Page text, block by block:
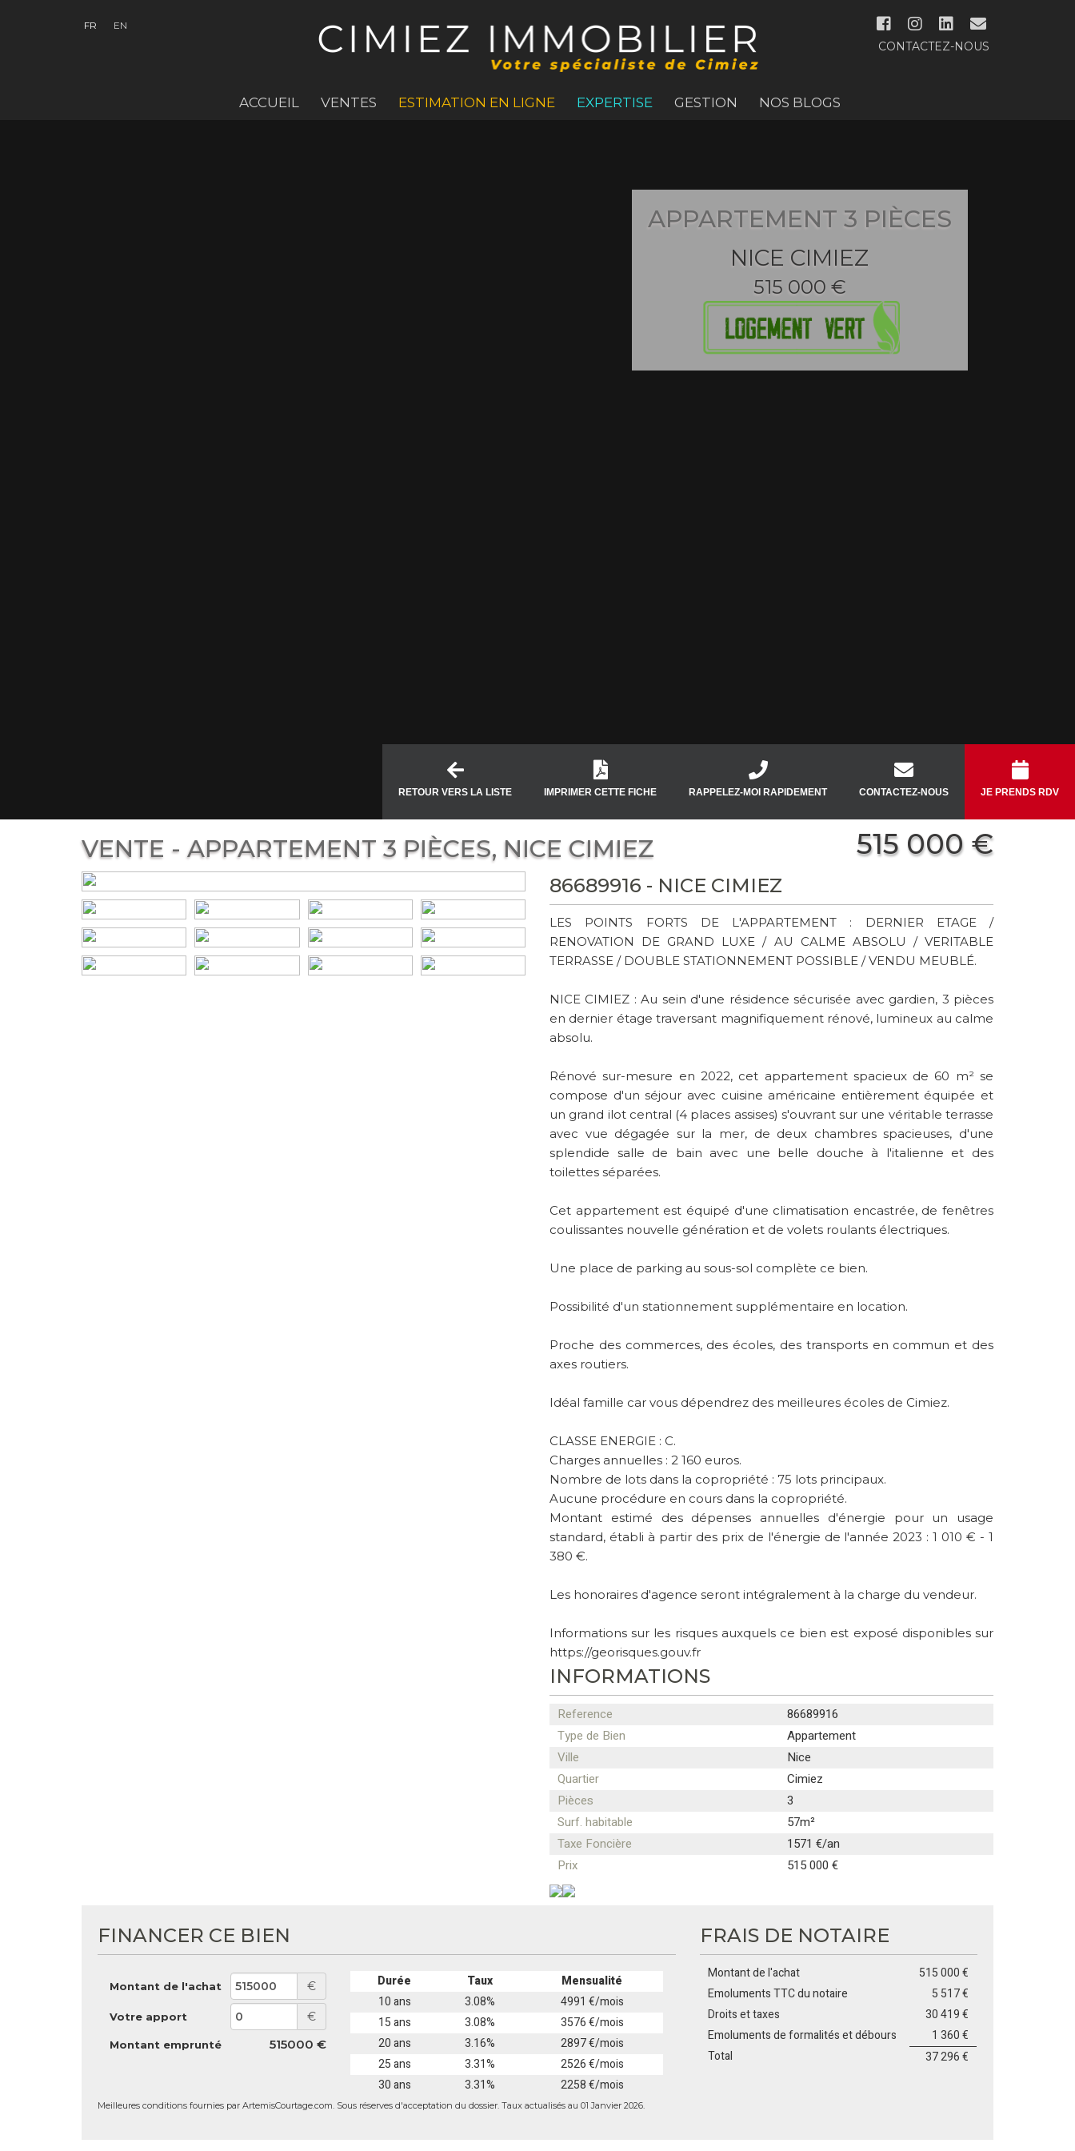
FR EN
CONTACTEZ-NOUS
ACCUEIL VENTES ESTIMATION EN LIGNE EXPERTISE GESTION NOS BLOGS
APPARTEMENT 3 PIÈCES
NICE CIMIEZ
515 000 €
RETOUR VERS LA LISTE IMPRIMER CETTE FICHE RAPPELEZ-MOI RAPIDEMENT CONTACTEZ-NOUS JE PRENDS RDV
515 000 €
VENTE - APPARTEMENT 3 PIÈCES, NICE CIMIEZ
86689916 - NICE CIMIEZ
LES POINTS FORTS DE L'APPARTEMENT : DERNIER ETAGE /
RENOVATION DE GRAND LUXE / AU CALME ABSOLU / VERITABLE
TERRASSE / DOUBLE STATIONNEMENT POSSIBLE / VENDU MEUBLÉ.
NICE CIMIEZ : Au sein d'une résidence sécurisée avec gardien, 3 pièces
en dernier étage traversant magnifiquement rénové, lumineux au calme
absolu.
Rénové sur-mesure en 2022, cet appartement spacieux de 60 m² se
compose d'un séjour avec cuisine américaine entièrement équipée et
un grand ilot central (4 places assises) s'ouvrant sur une véritable terrasse
avec vue dégagée sur la mer, de deux chambres spacieuses, d'une
splendide salle de bain avec une belle douche à l'italienne et des
toilettes séparées.
Cet appartement est équipé d'une climatisation encastrée, de fenêtres
coulissantes nouvelle génération et de volets roulants électriques.
Une place de parking au sous-sol complète ce bien.
Possibilité d'un stationnement supplémentaire en location.
Proche des commerces, des écoles, des transports en commun et des
axes routiers.
Idéal famille car vous dépendrez des meilleures écoles de Cimiez.
CLASSE ENERGIE : C.
Charges annuelles : 2 160 euros.
Nombre de lots dans la copropriété : 75 lots principaux.
Aucune procédure en cours dans la copropriété.
Montant estimé des dépenses annuelles d'énergie pour un usage
standard, établi à partir des prix de l'énergie de l'année 2023 : 1 010 € - 1
380 €.
Les honoraires d'agence seront intégralement à la charge du vendeur.
Informations sur les risques auxquels ce bien est exposé disponibles sur
https://georisques.gouv.fr
INFORMATIONS
Reference
86689916
Type de Bien
Appartement
Ville
Nice
Quartier
Cimiez
Pièces
3
Surf. habitable
57m²
Taxe Foncière
1571 €/an
Prix
515 000 €
FINANCER CE BIEN
Montant de l'achat €
Votre apport €
Montant emprunté 515000 €
Durée Taux
Mensualité
10 ans
3.08%
4991 €/mois
15 ans
3.08%
3576 €/mois
20 ans
3.16%
2897 €/mois
25 ans
3.31%
2526 €/mois
30 ans
3.31% 2258 €/mois
Meilleures conditions fournies par ArtemisCourtage.com. Sous réserves d'acceptation du dossier. Taux actualisés au 01 Janvier 2026.
FRAIS DE NOTAIRE
Montant de l'achat
515 000 €
Emoluments TTC du notaire
5 517 €
Droits et taxes
30 419 €
Emoluments de formalités et débours
1 360 €
Total
37 296 €